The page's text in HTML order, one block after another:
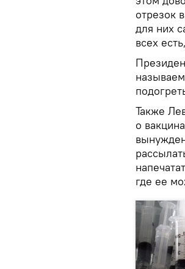
отрезок
для них
всех
Также
о
где ее